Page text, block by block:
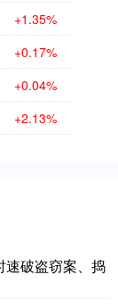
+1.35%
+0.17%
+0.04%
+2.13%
速破盗窃案、捣